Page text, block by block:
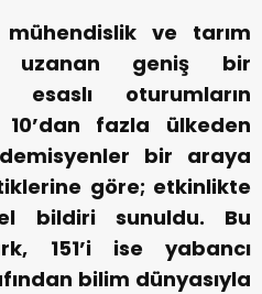
mühendislik ve tarım
uzanan geniş bir
esaslı oturumların
10’dan fazla ülkeden
bir araya
göre; etkinlikte
bildiri sunuldu. Bu
151’i ise yabancı
bilim dünyasıyla